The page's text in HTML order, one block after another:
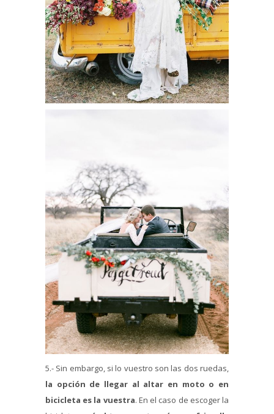
5.- Sin embargo, si lo vuestro son las dos ruedas,
la opción de llegar al altar en moto o en
bicicleta es la vuestra. En el caso de escoger la